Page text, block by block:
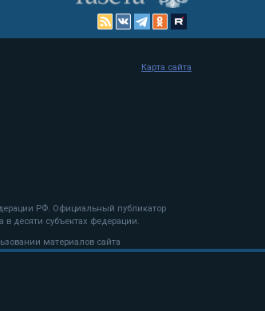
РФ. Официальный публикатор
десяти субъектах федерации.
материалов сайта
Карта сайта